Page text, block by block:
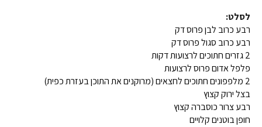
לסלט:
רבע כרוב לבן פרוס דק
רבע כרוב סגול פרוס דק
2 גזרים חתוכים לרצועות דקות
פלפל אדום פרוס לרצועות
2 מלפפונים חתוכים לחצאים (מרוקנים את התוכן בעזרת כפית)
בצל ירוק קצוץ
רבע צרור כוסברה קצוץ
חופן בוטנים קלויים